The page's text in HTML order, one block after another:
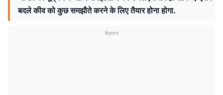
बदले कीव को कुछ समझौते करने के लिए तैयार होना होगा.
विज्ञापन